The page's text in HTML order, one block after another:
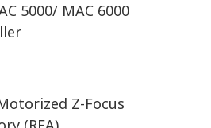
5000/ MAC 6000
Z-Focus